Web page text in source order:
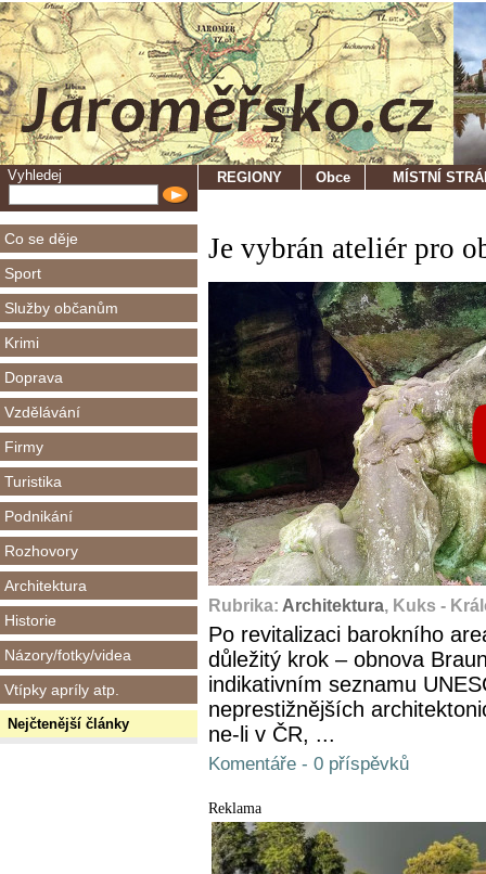
Vyhledej
Co se děje
Sport
Služby občanům
Krimi
Doprava
Vzdělávání
Firmy
Turistika
Podnikání
Rozhovory
Architektura
Historie
Názory/fotky/videa
Vtípky apríly atp.
Nejčtenější články
REGIONY Obce MÍSTNÍ
Je vybrán ateliér pro
Rubrika: Architektura, Kuks -
Po revitalizaci barokního
důležitý krok – obnova
indikativním seznamu
neprestižnějších
ne-li v ČR, ...
Komentáře - 0 příspěvků
Reklama